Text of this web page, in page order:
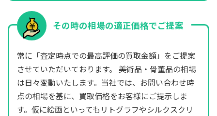
その時の相場の適正価格でご提案
常に「査定時点での最高評価の買取金額」をご提案
させていただいております。 美術品・骨董品の相場
は日々変動いたします。当社では、お問い合わせ時
点の相場を基に、買取価格をお客様にご提示しま
す。仮に絵画といってもリトグラフやシルクスクリ